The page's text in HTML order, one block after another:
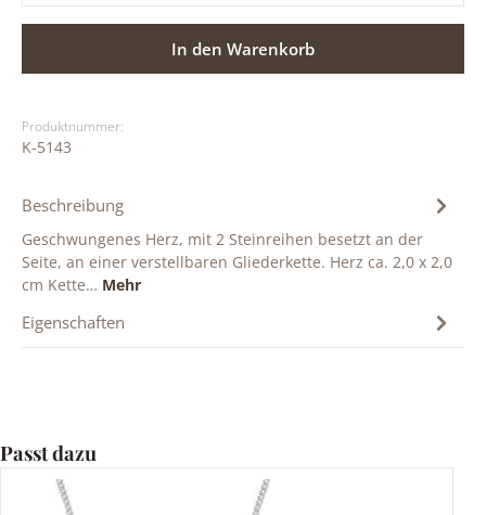
In den Warenkorb
Produktnummer:
K-5143
Beschreibung
Geschwungenes Herz, mit 2 Steinreihen besetzt an der
Seite, an einer verstellbaren Gliederkette. Herz ca. 2,0 x 2,0
cm Kette… Mehr
Eigenschaften
Produktgalerie überspringen
Passt dazu